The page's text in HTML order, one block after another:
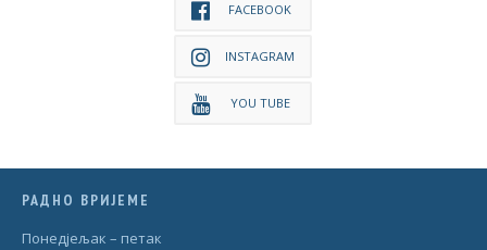
FACEBOOK
INSTAGRAM
YOU TUBE
РАДНО ВРИЈЕМЕ
Понедjељак – петак